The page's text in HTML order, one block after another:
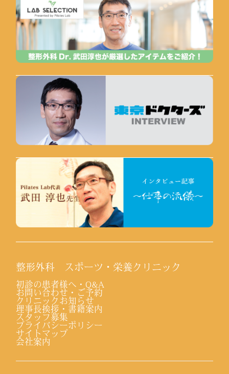
整形外科 スポーツ・栄養クリニック
初診の患者様へ・Q&A
お問い合わせ・ご予約
クリニックお知らせ
理事長挨拶・書籍案内
スタッフ募集
プライバシーポリシー
サイトマップ
会社案内